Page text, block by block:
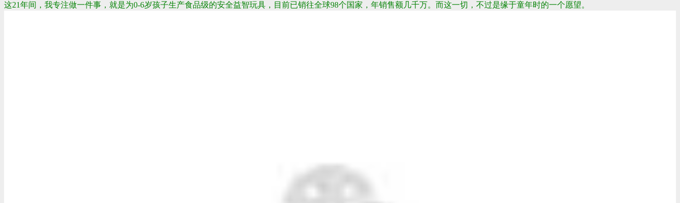
这21年间，我专注做一件事，就是为0-6岁孩子生产食品级的安全益智玩具，目前已销往全球98个国家，年销售额几千万。 而这一切，不过是缘于童年时的一个愿望。